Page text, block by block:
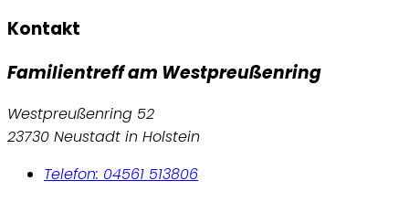
Kontakt
Familientreff am Westpreußenring
Westpreußenring 52
23730 Neustadt in Holstein
Telefon: 04561 513806